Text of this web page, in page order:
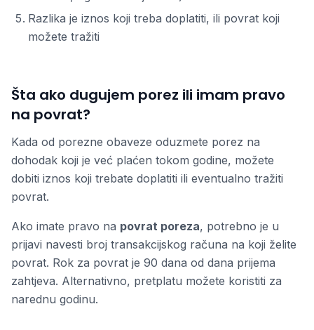
Razlika je iznos koji treba doplatiti, ili povrat koji
možete tražiti
Šta ako dugujem porez ili imam pravo
na povrat?
Kada od porezne obaveze oduzmete porez na
dohodak koji je već plaćen tokom godine, možete
dobiti iznos koji trebate doplatiti ili eventualno tražiti
povrat.
Ako imate pravo na povrat poreza, potrebno je u
prijavi navesti broj transakcijskog računa na koji želite
povrat. Rok za povrat je 90 dana od dana prijema
zahtjeva. Alternativno, pretplatu možete koristiti za
narednu godinu.